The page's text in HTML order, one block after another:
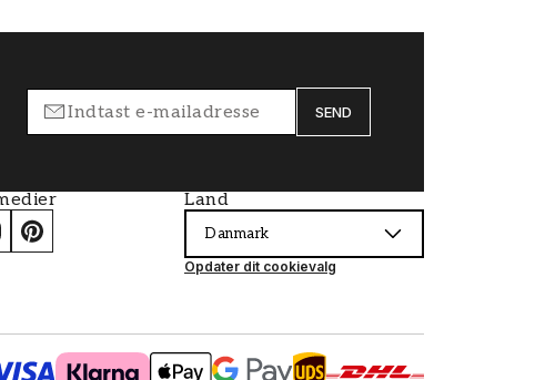
SEND
Land
Danmark
Opdater dit cookievalg